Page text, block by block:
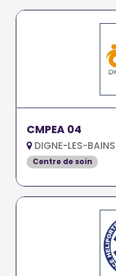
CMPEA 04
DIGNE-LES-
Centre de soin